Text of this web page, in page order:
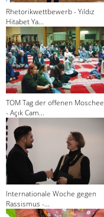
Rhetorikwettbewerb - Yıldız
Hitabet Ya...
TOM Tag der offenen Moschee
- Açık Cam...
Internationale Woche gegen
Rassismus -...